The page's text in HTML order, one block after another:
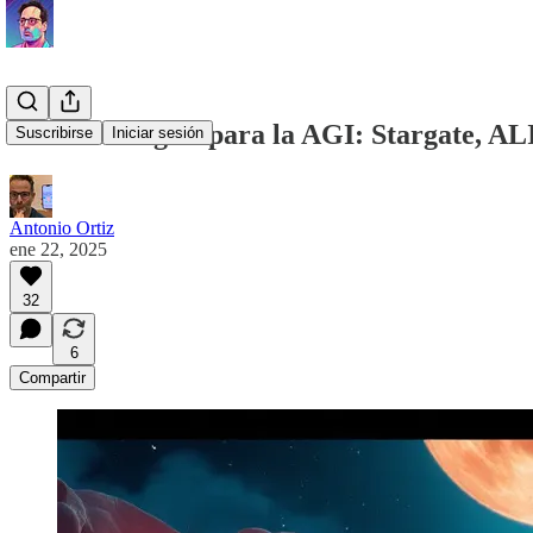
Suscribirse Iniciar sesión
Tres estrategias para la AGI: Stargate,
Antonio Ortiz
ene 22, 2025
32
6
Compartir